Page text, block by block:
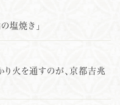
塩焼き」
かり火を通すのが、京都吉兆